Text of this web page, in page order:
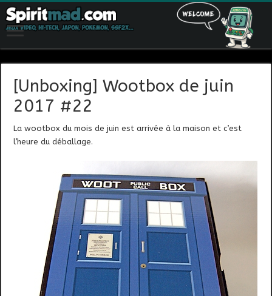
[Unboxing] Wootbox de juin
2017 #22
La wootbox du mois de juin est arrivée à la maison et c’est
l’heure du déballage.